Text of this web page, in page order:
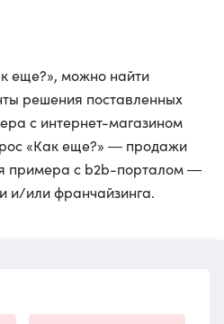
еще?», можно найти
решения поставленных
с интернет-магазином
«Как еще?» ― продажи
примера с b2b-порталом ―
и/или франчайзинга.